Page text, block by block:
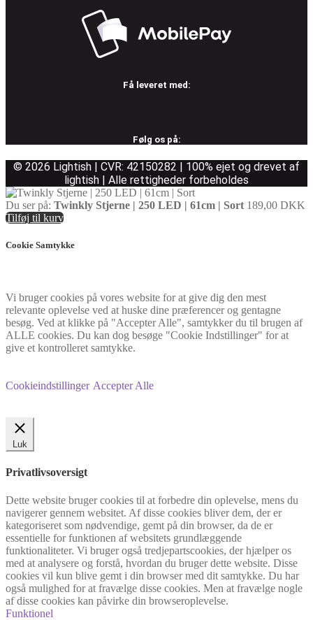
Få leveret med:
Følg os på:
© 2026 Lightish | CVR: 42150282 | 100% ejet og drevet af
lightish | Alle rettigheder forbeholdes
Du ser på: Twinkly Stjerne | 250 LED | 61cm | Sort 189,00 DKK
Tilføj til kurv
Cookie Samtykke
Vi bruger cookies på vores website for at give dig den mest
relevante oplevelse ved at huske dine præferencer og gentagne
besøg. Ved at klikke på "Accepter Alle", samtykker du til brugen af
ALLE cookies. Du kan dog besøge "Cookie Indstillinger" for at
give et kontrolleret samtykke.
Cookieindstillinger Accepter Alle
Luk
Privatlivsoversigt
Dette website bruger cookies til at forbedre din oplevelse, mens du
navigerer gennem websitet. Af disse cookies bliver dem, der er
kategoriseret som nødvendige, gemt på din browser, da de er
essentielle for funktionen af websitets grundlæggende
funktionaliteter. Vi bruger også tredjepartscookies, der hjælper os
med at analysere og forstå, hvordan du bruger dette website. Disse
cookies vil kun blive gemt i din browser med dit samtykke. Du har
også mulighed for at fravælge disse cookies. Men at fravælge nogle
af disse cookies kan påvirke din browseroplevelse.
Funktionel